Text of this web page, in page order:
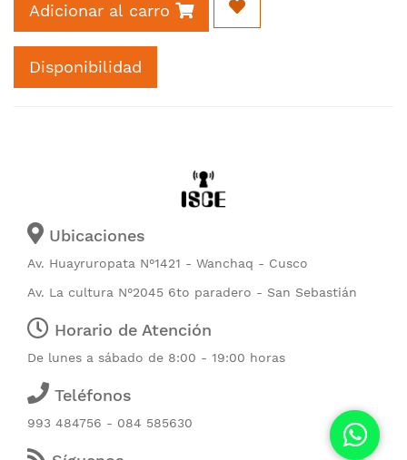
Adicionar al carro
Disponibilidad
Ubicaciones
Av. Huayruropata N°1421 - Wanchaq - Cusco
Av. La cultura N°2045 6to paradero - San Sebastián
Horario de Atención
De lunes a sábado de 8:00 - 19:00 horas
Teléfonos
993 484756 - 084 585630